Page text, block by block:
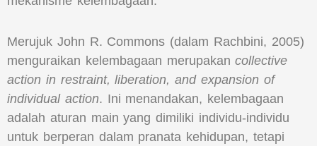
Merujuk John R. Commons (dalam Rachbini, 2005)
menguraikan kelembagaan merupakancollective
action in restraint, liberation, and expansion of
individual action. Ini menandakan, kelembagaan
adalah aturan main yang dimiliki individu-individu
untuk berperan dalam pranata kehidupan, tetapi